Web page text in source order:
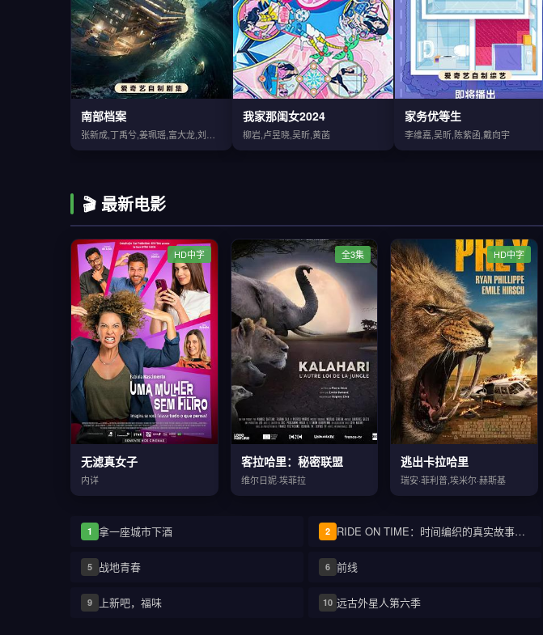
南部档案 我家那闺女2024
柳岩,卢昱晓,吴昕,黄菡
家务优等生
李维嘉,吴昕,陈紫函,戴向宇
🎬 最新电影
HD中字
无滤真女子
内详
全3集
客拉哈里：秘密联盟
维尔日妮·埃菲拉
HD中字
逃出卡拉哈里
瑞安·菲利普,埃米尔·赫斯基
1 拿一座城市下酒 2 RIDE ON TIME：时间编织的真实故事第三季
5 战地青春 6 前线
9 上新吧，福味 10 远古外星人第六季